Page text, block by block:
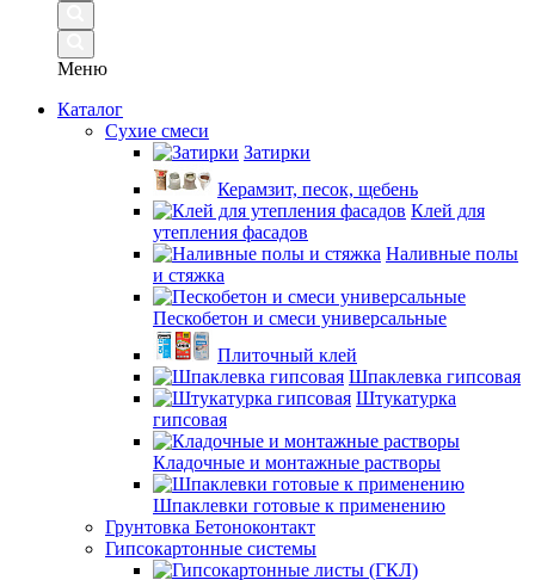
Меню
Каталог
Сухие смеси
Затирки
Керамзит, песок, щебень
Клей для
утепления фасадов
Наливные полы
и стяжка
Пескобетон и смеси универсальные
Плиточный клей
Шпаклевка гипсовая
Штукатурка
гипсовая
Кладочные и монтажные растворы
Шпаклевки готовые к применению
Грунтовка Бетоноконтакт
Гипсокартонные системы